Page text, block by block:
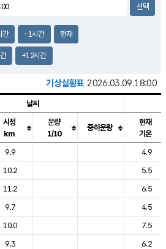
m/s
간 -1시간 현재
+12시간
기상실황표 2026.03.09.18:00
씨, 기온, 강수, 바람, 기압등을 안내한 표입
날씨
시정
km
운량
1/10
중하운량
현재
기온
9.9
4.9
10.2
5.5
11.2
6.5
9.7
4.5
10.0
7.5
9.3
6.2